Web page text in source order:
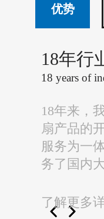
优势
18年行
18 years of
18年来，
扇产品的
服务为一
务了国内
了解更多